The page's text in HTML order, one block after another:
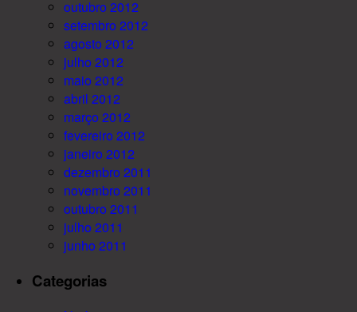
outubro 2012
setembro 2012
agosto 2012
julho 2012
maio 2012
abril 2012
março 2012
fevereiro 2012
janeiro 2012
dezembro 2011
novembro 2011
outubro 2011
julho 2011
junho 2011
Categorias